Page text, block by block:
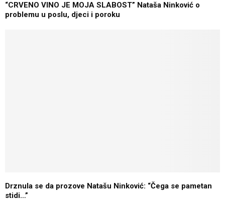
“CRVENO VINO JE MOJA SLABOST” Nataša Ninković o
problemu u poslu, djeci i poroku
Drznula se da prozove Natašu Ninković: “Čega se pametan
stidi…”